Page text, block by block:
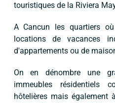
touristiques de la Riviera
A Cancun les quartiers
locations de vacances
d'appartements ou de
On en dénombre une
immeubles résidentiels
hôtelières mais également